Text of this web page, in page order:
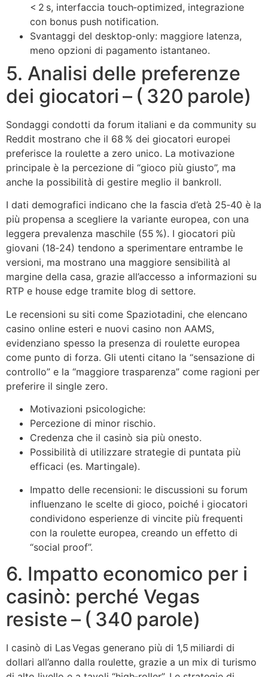
< 2 s, interfaccia touch‑optimized, integrazione
con bonus push notification.
Svantaggi del desktop‑only: maggiore latenza,
meno opzioni di pagamento istantaneo.
5. Analisi delle preferenze
dei giocatori – ( 320 parole)
Sondaggi condotti da forum italiani e da community su
Reddit mostrano che il 68 % dei giocatori europei
preferisce la roulette a zero unico. La motivazione
principale è la percezione di “gioco più giusto”, ma
anche la possibilità di gestire meglio il bankroll.
I dati demografici indicano che la fascia d’età 25‑40 è la
più propensa a scegliere la variante europea, con una
leggera prevalenza maschile (55 %). I giocatori più
giovani (18‑24) tendono a sperimentare entrambe le
versioni, ma mostrano una maggiore sensibilità al
margine della casa, grazie all’accesso a informazioni su
RTP e house edge tramite blog di settore.
Le recensioni su siti come Spaziotadini, che elencano
casino online esteri e nuovi casino non AAMS,
evidenziano spesso la presenza di roulette europea
come punto di forza. Gli utenti citano la “sensazione di
controllo” e la “maggiore trasparenza” come ragioni per
preferire il single zero.
Motivazioni psicologiche:
Percezione di minor rischio.
Credenza che il casinò sia più onesto.
Possibilità di utilizzare strategie di puntata più
efficaci (es. Martingale).
Impatto delle recensioni: le discussioni su forum
influenzano le scelte di gioco, poiché i giocatori
condividono esperienze di vincite più frequenti
con la roulette europea, creando un effetto di
“social proof”.
6. Impatto economico per i
casinò: perché Vegas
resiste – ( 340 parole)
I casinò di Las Vegas generano più di 1,5 miliardi di
dollari all’anno dalla roulette, grazie a un mix di turismo